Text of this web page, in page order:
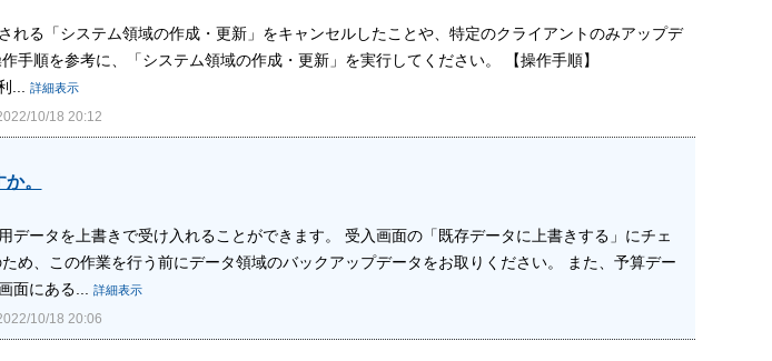
れる「システム領域の作成・更新」をキャンセルしたことや、特定のクライアントのみアップデ
手順を参考に、「システム領域の作成・更新」を実行してください。 【操作手順】
...
詳細表示
10/18 20:12
。
データを上書きで受け入れることができます。 受入画面の「既存データに上書きする」にチェ
め、この作業を行う前にデータ領域のバックアップデータをお取りください。 また、予算デー
面にある...
詳細表示
10/18 20:06